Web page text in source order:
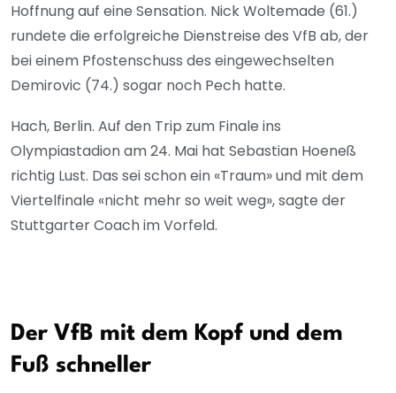
Hoffnung auf eine Sensation. Nick Woltemade (61.)
rundete die erfolgreiche Dienstreise des VfB ab, der
bei einem Pfostenschuss des eingewechselten
Demirovic (74.) sogar noch Pech hatte.
Hach, Berlin. Auf den Trip zum Finale ins
Olympiastadion am 24. Mai hat Sebastian Hoeneß
richtig Lust. Das sei schon ein «Traum» und mit dem
Viertelfinale «nicht mehr so weit weg», sagte der
Stuttgarter Coach im Vorfeld.
Der VfB mit dem Kopf und dem
Fuß schneller